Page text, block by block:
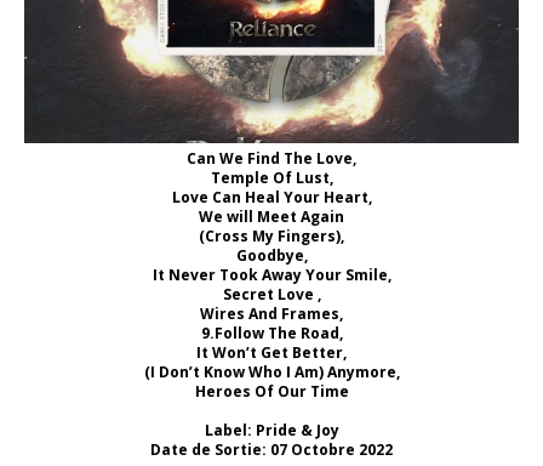
Can We Find The Love,
Temple Of Lust,
Love Can Heal Your Heart,
We will Meet Again
(Cross My Fingers),
Goodbye,
It Never Took Away Your Smile,
Secret Love ,
Wires And Frames,
9.Follow The Road,
It Won’t Get Better,
(I Don’t Know Who I Am) Anymore,
Heroes Of Our Time
Label: Pride & Joy
Date de Sortie: 07 Octobre 2022